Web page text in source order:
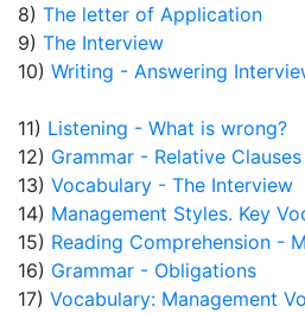
8) The letter of Application
9) The Interview
10) Writing - Answering
11) Listening - What is wrong?
12) Grammar - Relative Clauses
13) Vocabulary - The Interview
14) Management Styles. Key
15) Reading Comprehension -
16) Grammar - Obligations
17) Vocabulary: Management